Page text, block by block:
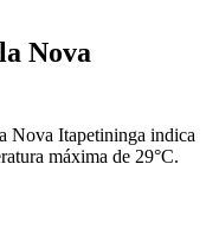
Nova
Nova Itapetininga indica
máxima de 29°C.